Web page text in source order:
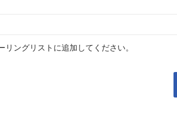
ングリストに追加してください。